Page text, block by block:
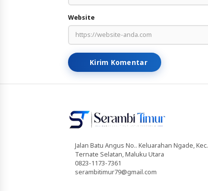
Website
Kirim Komentar
Jalan Batu Angus No.. Keluarahan Ngade, Kec.
Ternate Selatan, Maluku Utara
0823-1173-7361
serambitimur79@gmail.com